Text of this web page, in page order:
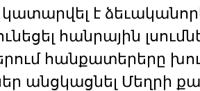
կատարվել է
հանրային
հանքատերերը
անցկացնել Մեղրի